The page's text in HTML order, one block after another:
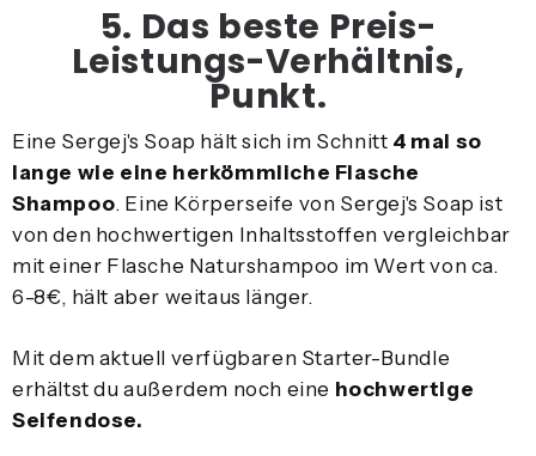
5. Das beste Preis-
Leistungs-Verhältnis,
Punkt.
Eine Sergej's Soap hält sich im Schnitt 4 mal so
lange wie eine herkömmliche Flasche
Shampoo. Eine Körperseife von Sergej's Soap ist
von den hochwertigen Inhaltsstoffen vergleichbar
mit einer Flasche Naturshampoo im Wert von ca.
6-8€, hält aber weitaus länger.
Mit dem aktuell verfügbaren Starter-Bundle
erhältst du außerdem noch eine hochwertige
Seifendose.